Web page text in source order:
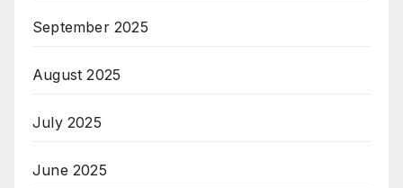
September 2025
August 2025
July 2025
June 2025